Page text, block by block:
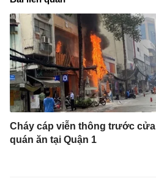
Cháy cáp viễn thông trước cửa
quán ăn tại Quận 1